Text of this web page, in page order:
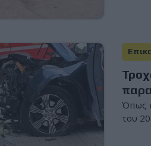
Όπως
του